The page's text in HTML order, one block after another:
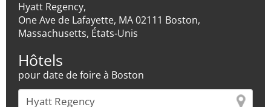
Hyatt Regency,
One Ave de Lafayette, MA 02111 Boston,
Massachusetts, États-Unis
Hôtels
pour date de foire à Boston